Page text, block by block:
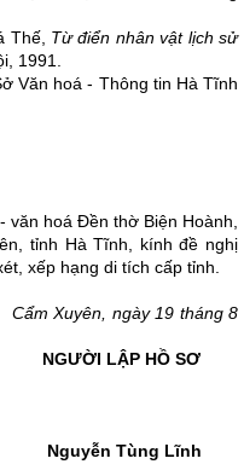
Thế, Từ điển nhân vật lịch sử
1991.
Văn hoá - Thông tin Hà Tĩnh
văn hoá Đền thờ Biện Hoành,
tỉnh Hà Tĩnh, kính đề nghị
xếp hạng di tích cấp tỉnh.
Cẩm Xuyên, ngày 19 tháng 8
NGƯỜI LẬP HỒ SƠ
Lĩnh